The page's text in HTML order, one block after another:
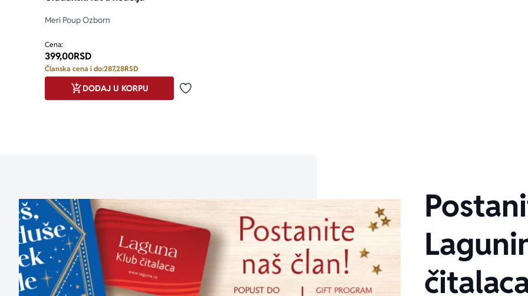
Meri Poup Ozborn
Cena:
399,00RSD
Članska cena i do:287,28RSD
Dodaj u omiljene
DODAJ U KORPU